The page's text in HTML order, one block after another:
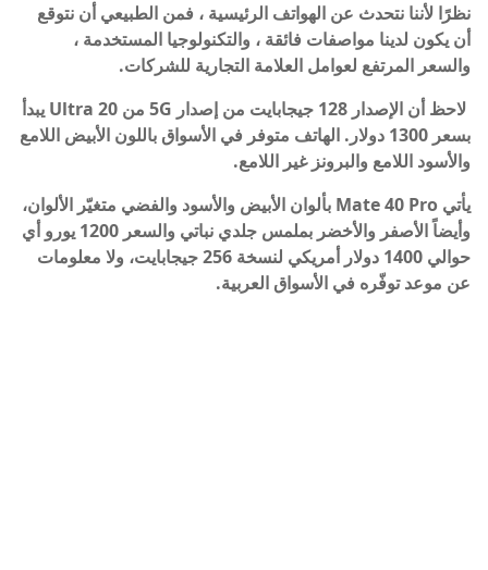
نظرًا لأننا نتحدث عن الهواتف الرئيسية ، فمن الطبيعي أن نتوقع
أن يكون لدينا مواصفات فائقة ، والتكنولوجيا المستخدمة ،
والسعر المرتفع لعوامل العلامة التجارية للشركات.
لاحظ أن الإصدار 128 جيجابايت من إصدار 5G من 20 Ultra يبدأ
بسعر 1300 دولار. الهاتف متوفر في الأسواق باللون الأبيض اللامع
والأسود اللامع والبرونز غير اللامع.
يأتي Mate 40 Pro بألوان الأبيض والأسود والفضي متغيّر الألوان،
وأيضاً الأصفر والأخضر بملمس جلدي نباتي والسعر 1200 يورو أي
حوالي 1400 دولار أمريكي لنسخة 256 جيجابايت، ولا معلومات
عن موعد توفّره في الأسواق العربية.